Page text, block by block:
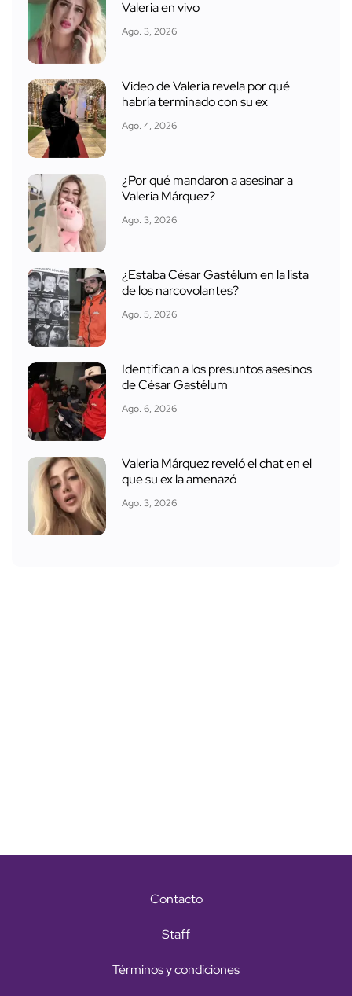
Valeria en vivo
Ago. 3, 2026
Video de Valeria revela por qué
habría terminado con su ex
Ago. 4, 2026
¿Por qué mandaron a asesinar a
Valeria Márquez?
Ago. 3, 2026
¿Estaba César Gastélum en la lista
de los narcovolantes?
Ago. 5, 2026
Identifican a los presuntos asesinos
de César Gastélum
Ago. 6, 2026
Valeria Márquez reveló el chat en el
que su ex la amenazó
Ago. 3, 2026
Contacto
Staff
Términos y condiciones